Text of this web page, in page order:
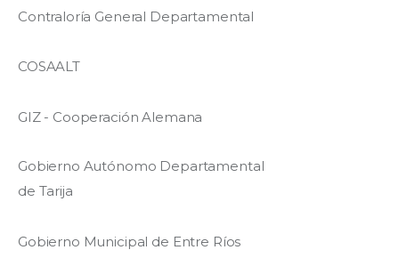
Contraloría General Departamental
COSAALT
GIZ - Cooperación Alemana
Gobierno Autónomo Departamental
de Tarija
Gobierno Municipal de Entre Ríos